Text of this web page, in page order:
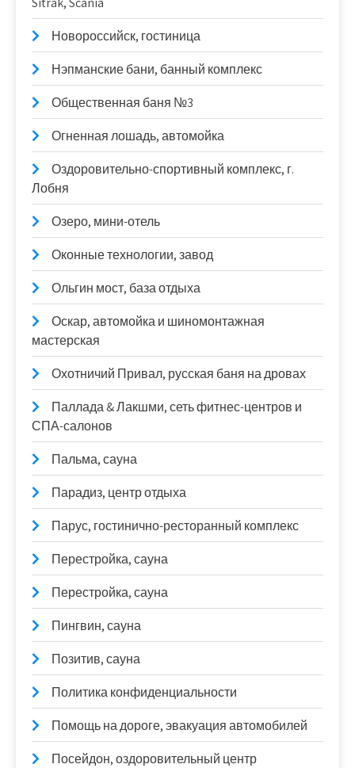
Новороссийск, гостиница
Нэпманские бани, банный комплекс
Общественная баня №3
Огненная лошадь, автомойка
Оздоровительно-спортивный комплекс, г.
Лобня
Озеро, мини-отель
Оконные технологии, завод
Ольгин мост, база отдыха
Оскар, автомойка и шиномонтажная
мастерская
Охотничий Привал, русская баня на дровах
Паллада & Лакшми, сеть фитнес-центров и
СПА-салонов
Пальма, сауна
Парадиз, центр отдыха
Парус, гостинично-ресторанный комплекс
Перестройка, сауна
Перестройка, сауна
Пингвин, сауна
Позитив, сауна
Политика конфиденциальности
Помощь на дороге, эвакуация автомобилей
Посейдон, оздоровительный центр